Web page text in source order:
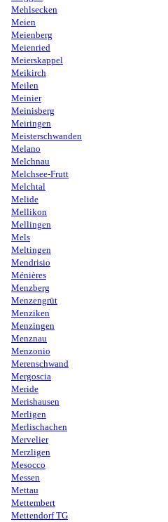
Mehlsecken
Meien
Meienberg
Meienried
Meierskappel
Meikirch
Meilen
Meinier
Meinisberg
Meiringen
Meisterschwanden
Melano
Melchnau
Melchsee-Frutt
Melchtal
Melide
Mellikon
Mellingen
Mels
Meltingen
Mendrisio
Ménières
Menzberg
Menzengrüt
Menziken
Menzingen
Menznau
Menzonio
Merenschwand
Mergoscia
Meride
Merishausen
Merligen
Merlischachen
Mervelier
Merzligen
Mesocco
Messen
Mettau
Mettembert
Mettendorf TG